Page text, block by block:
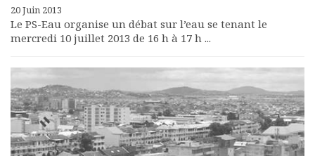
20 Juin 2013
Le PS-Eau organise un débat sur l’eau se tenant le
mercredi 10 juillet 2013 de 16 h à 17 h ...